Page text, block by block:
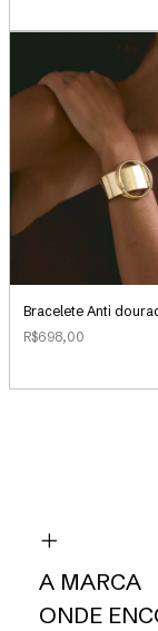
Bracelete Anti
R$698,00
A MARCA
ONDE